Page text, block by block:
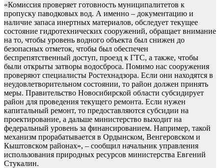
«Комиссия проверяет готовность муниципалитетов к
пропуску паводковых вод. А именно – документацию и
наличие запаса инертных материалов, обследует текущее
состояние гидротехнических сооружений, обращает внимание
на то, чтобы уровень водного объекта был снижен до
безопасных отметок, чтобы был обеспечен
беспрепятственный доступ, проезд к ГТС, а также, чтобы
были открыты затворы водосброса. Помимо нас сооружения
проверяют специалисты Ростехнадзора. Если они находятся в
неудовлетворительном состоянии, то район должен принять
меры. Правительство Новосибирской области субсидирует
район для проведения текущего ремонта. Если нужен
капитальный ремонт, то предоставляются субсидии на
проектирование, а дальше министерство выходит на
федеральный уровень за финансированием. Например, такой
механизм прорабатывается в Ордынском, Венгеровском и
Кыштовском районах», – сообщил начальник управления
использования природных ресурсов министерства Евгений
Стукалин.